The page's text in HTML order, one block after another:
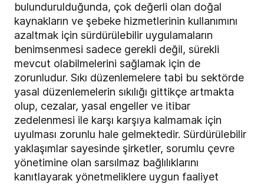
bulundurulduğunda, çok değerli olan doğal
kaynakların ve şebeke hizmetlerinin kullanımını
azaltmak için sürdürülebilir uygulamaların
benimsenmesi sadece gerekli değil, sürekli
mevcut olabilmelerini sağlamak için de
zorunludur. Sıkı düzenlemelere tabi bu sektörde
yasal düzenlemelerin sıkılığı gittikçe artmakta
olup, cezalar, yasal engeller ve itibar
zedelenmesi ile karşı karşıya kalmamak için
uyulması zorunlu hale gelmektedir. Sürdürülebilir
yaklaşımlar sayesinde şirketler, sorumlu çevre
yönetimine olan sarsılmaz bağlılıklarını
kanıtlayarak yönetmeliklere uygun faaliyet